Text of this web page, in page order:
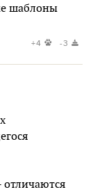
шаблоны
+4 -3